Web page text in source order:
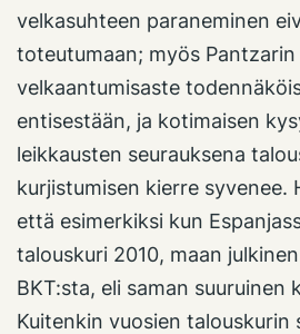
velkasuhteen paraneminen
toteutumaan; myös Pantzarin
velkaantumisaste
entisestään, ja kotimaisen
leikkausten seurauksena
kurjistumisen kierre syvenee.
että esimerkiksi kun
talouskuri 2010, maan
BKT:sta, eli saman suuruinen
Kuitenkin vuosien talouskurin